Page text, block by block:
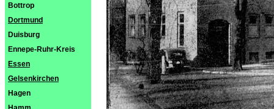
Bottrop
Dortmund
Duisburg
Ennepe-Ruhr-Kreis
Essen
Gelsenkirchen
Hagen